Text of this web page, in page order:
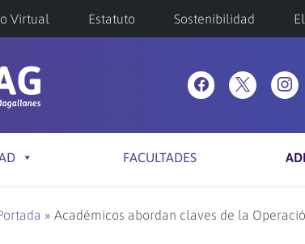
Virtual Estatuto Sostenibilidad
FACULTADES
» Académicos abordan claves de la